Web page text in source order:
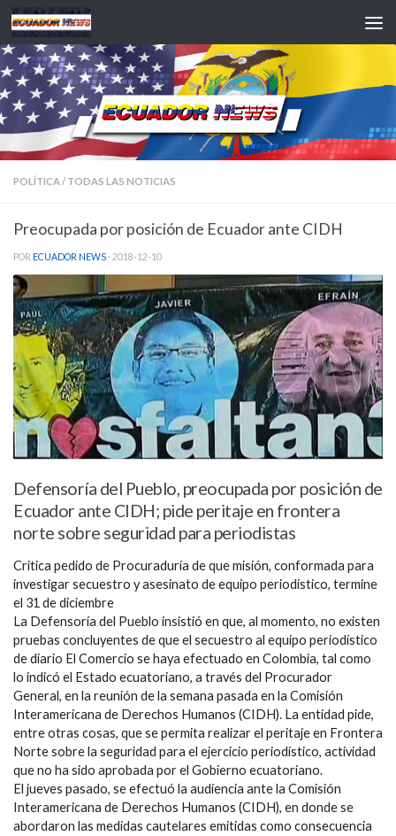
Saltar al contenido
POLÍTICA/ TODAS LAS NOTICIAS
Preocupada por posición de Ecuador ante CIDH
POR ECUADOR NEWS · 2018-12-10
Defensoría del Pueblo, preocupada por posición de
Ecuador ante CIDH; pide peritaje en frontera
norte sobre seguridad para periodistas
Critica pedido de Procuraduría de que misión, conformada para
investigar secuestro y asesinato de equipo periodístico, termine
el 31 de diciembre
La Defensoría del Pueblo insistió en que, al momento, no existen
pruebas concluyentes de que el secuestro al equipo periodístico
de diario El Comercio se haya efectuado en Colombia, tal como
lo indicó el Estado ecuatoriano, a través del Procurador
General, en la reunión de la semana pasada en la Comisión
Interamericana de Derechos Humanos (CIDH). La entidad pide,
entre otras cosas, que se permita realizar el peritaje en Frontera
Norte sobre la seguridad para el ejercicio periodístico, actividad
que no ha sido aprobada por el Gobierno ecuatoriano.
El jueves pasado, se efectuó la audiencia ante la Comisión
Interamericana de Derechos Humanos (CIDH), en donde se
abordaron las medidas cautelares emitidas como consecuencia